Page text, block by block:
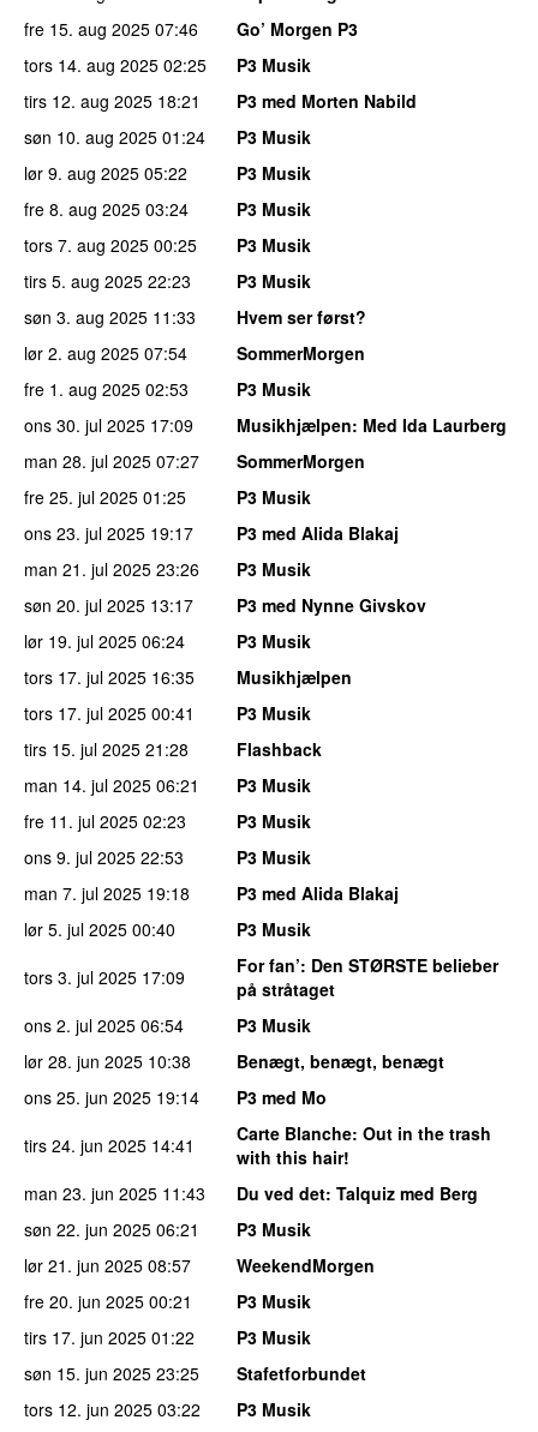
fre 15. aug 2025 07:46
Go’ Morgen P3
tors 14. aug 2025 02:25
P3 Musik
tirs 12. aug 2025 18:21
P3 med Morten Nabild
søn 10. aug 2025 01:24
P3 Musik
lør 9. aug 2025 05:22
P3 Musik
fre 8. aug 2025 03:24
P3 Musik
tors 7. aug 2025 00:25
P3 Musik
tirs 5. aug 2025 22:23
P3 Musik
søn 3. aug 2025 11:33
Hvem ser først?
lør 2. aug 2025 07:54
SommerMorgen
fre 1. aug 2025 02:53
P3 Musik
ons 30. jul 2025 17:09 Musikhjælpen: Med Ida Laurberg
man 28. jul 2025 07:27
SommerMorgen
fre 25. jul 2025 01:25
P3 Musik
ons 23. jul 2025 19:17
P3 med Alida Blakaj
man 21. jul 2025 23:26
P3 Musik
søn 20. jul 2025 13:17
P3 med Nynne Givskov
lør 19. jul 2025 06:24
P3 Musik
tors 17. jul 2025 16:35
Musikhjælpen
tors 17. jul 2025 00:41
P3 Musik
tirs 15. jul 2025 21:28
Flashback
man 14. jul 2025 06:21
P3 Musik
fre 11. jul 2025 02:23
P3 Musik
ons 9. jul 2025 22:53
P3 Musik
man 7. jul 2025 19:18
P3 med Alida Blakaj
lør 5. jul 2025 00:40
P3 Musik
tors 3. jul 2025 17:09 For fan’: Den STØRSTE belieber
på stråtaget
ons 2. jul 2025 06:54
P3 Musik
lør 28. jun 2025 10:38
Benægt, benægt, benægt
ons 25. jun 2025 19:14
P3 med Mo
tirs 24. jun 2025 14:41 Carte Blanche: Out in the trash
with this hair!
man 23. jun 2025 11:43 Du ved det: Talquiz med Berg
søn 22. jun 2025 06:21
P3 Musik
lør 21. jun 2025 08:57
WeekendMorgen
fre 20. jun 2025 00:21
P3 Musik
tirs 17. jun 2025 01:22
P3 Musik
søn 15. jun 2025 23:25
Stafetforbundet
tors 12. jun 2025 03:22
P3 Musik